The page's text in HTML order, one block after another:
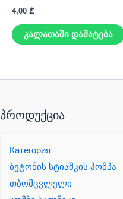
4,00 ₾
კალათაში დამატება
პროდუქცია
Категория
ბეტონის სტიაშკის პომპა
თბომცვლელი